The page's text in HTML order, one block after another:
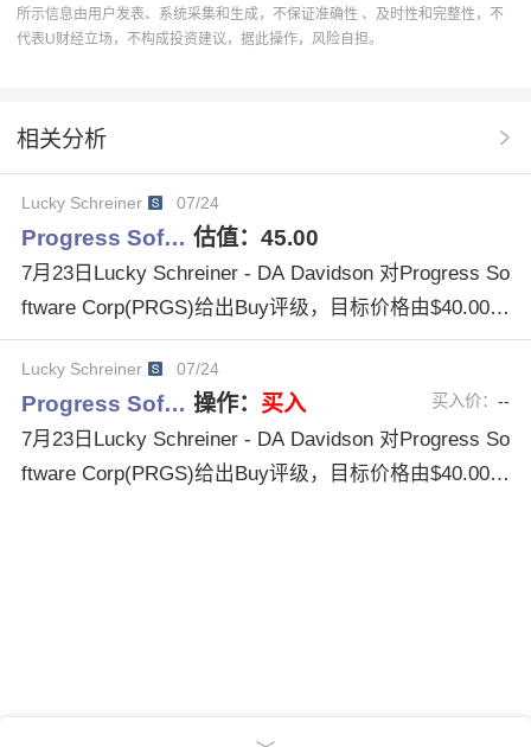
多维度分析
所示信息由用户发表、系统采集和生成，不保证准确性 、及时性和完整性，不
代表U财经立场，不构成投资建议，据此操作，风险自担。
相关分析
Lucky Schreiner 07/24
Progress Sof… 估值： 45.00
7月23日Lucky Schreiner - DA Davidson 对Progress So
ftware Corp(PRGS)给出Buy评级，目标价格由$40.00调
整为$45.00。
Lucky Schreiner 07/24
Progress Sof… 操作： 买入 买入价：--
7月23日Lucky Schreiner - DA Davidson 对Progress So
ftware Corp(PRGS)给出Buy评级，目标价格由$40.00调